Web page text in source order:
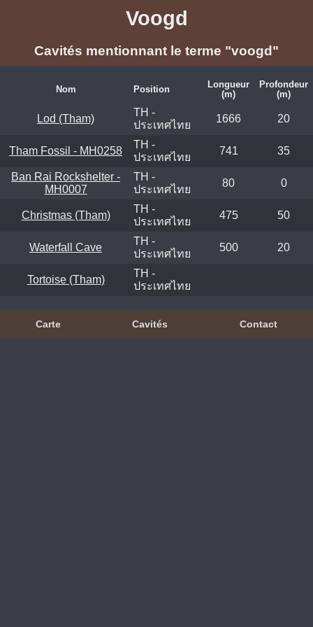
Voogd
Cavités mentionnant le terme "voogd"
Nom Position
Longueur
(m)
Profondeur
(m)
Lod (Tham)
TH -
ประเทศไทย
1666 20
Tham Fossil - MH0258
TH -
ประเทศไทย
741 35
Ban Rai Rockshelter -
MH0007
TH -
ประเทศไทย
80 0
Christmas (Tham)
TH -
ประเทศไทย
475 50
Waterfall Cave
TH -
ประเทศไทย
500 20
Tortoise (Tham)
TH -
ประเทศไทย
Carte Cavités Contact